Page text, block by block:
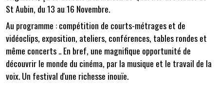
St Aubin, du 13 au 16 Novembre.
Au programme : compétition de courts-métrages et de
vidéoclips, exposition, ateliers, conférences, tables rondes et
même concerts .. En bref, une magnifique opportunité de
découvrir le monde du cinéma, par la musique et le travail de la
voix. Un festival d'une richesse inouïe.